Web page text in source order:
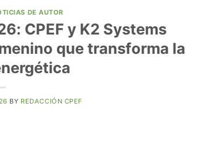
DE AUTOR
CPEF y K2 Systems
que transforma la
BY REDACCIÓN CPEF